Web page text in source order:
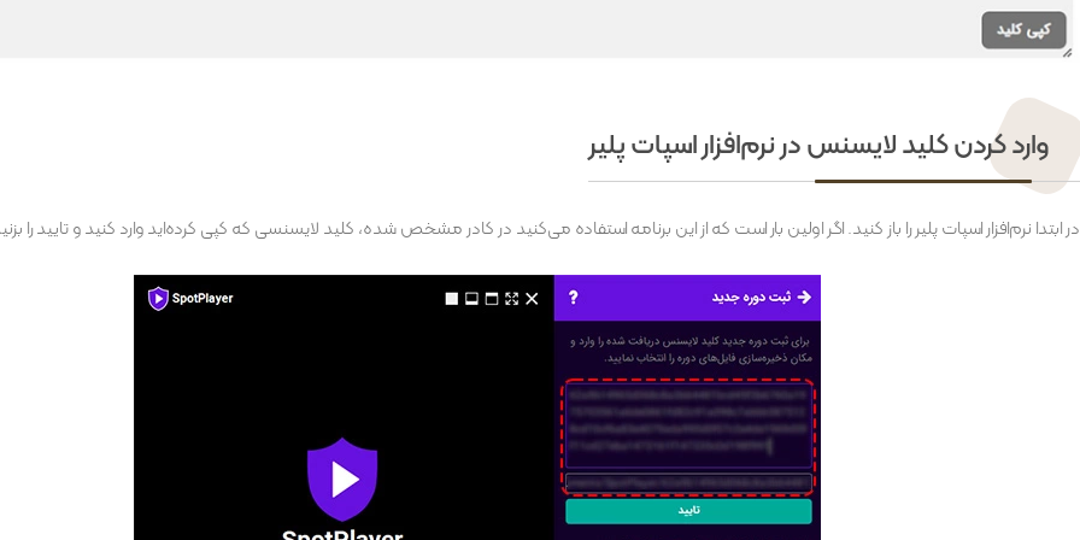
وارد کردن کلید لایسنس در نرم‌افزار اسپات پلیر
در ابتدا نرم‌افزار اسپات پلیر را باز کنید. اگر اولین بار است که از این برنامه استفاده می‌کنید در کادر مشخص شده، کلید لایسنسی که کپی کرده‌اید وارد کنید و تایید را